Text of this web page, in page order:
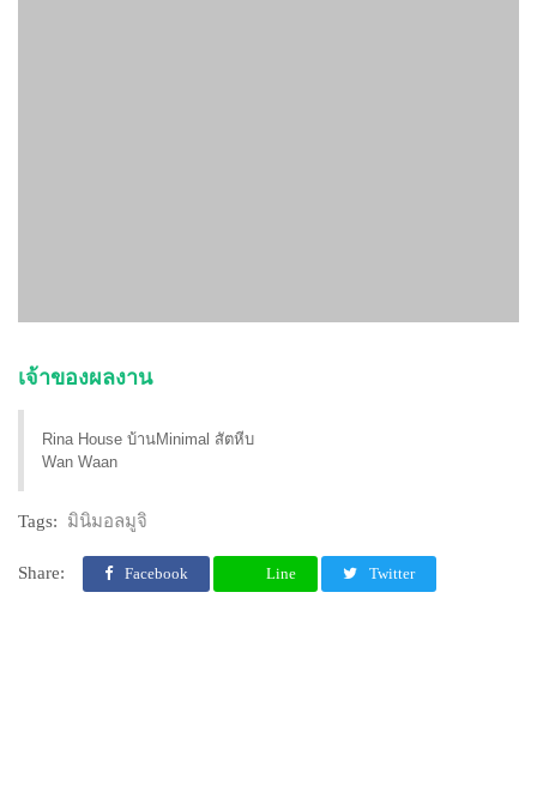
เจ้าของผลงาน
Rina House บ้านMinimal สัตหีบ
Wan Waan
Tags: มินิมอลมูจิ
Share: Facebook Line Twitter